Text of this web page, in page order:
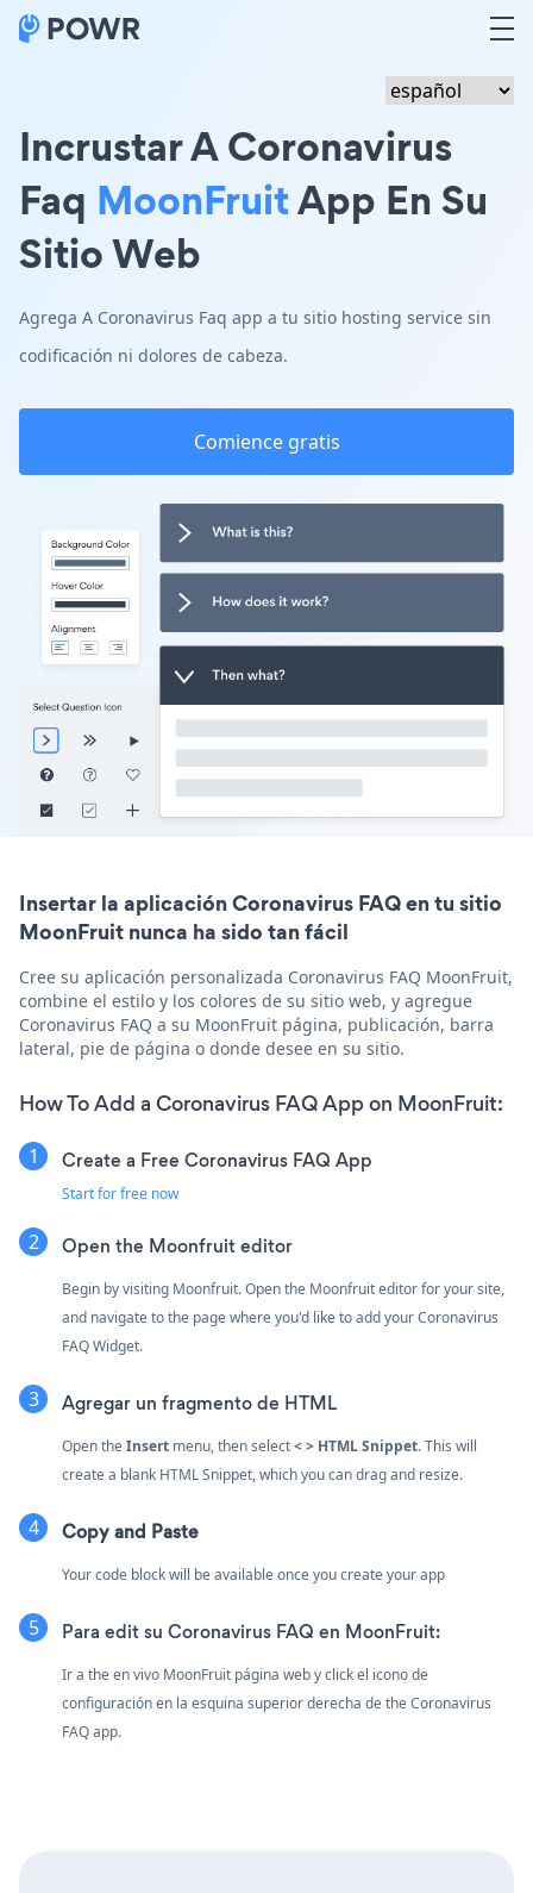
Incrustar A Coronavirus
Faq MoonFruitApp En Su
Sitio Web
Agrega A Coronavirus Faq app a tu sitio hosting service sin
codificación ni dolores de cabeza.
Comience gratis
Insertar la aplicación Coronavirus FAQ en tu sitio
MoonFruit nunca ha sido tan fácil
Cree su aplicación personalizada Coronavirus FAQ MoonFruit,
combine el estilo y los colores de su sitio web, y agregue
Coronavirus FAQ a su MoonFruit página, publicación, barra
lateral, pie de página o donde desee en su sitio.
How To Add a Coronavirus FAQ App on MoonFruit:
Create a Free Coronavirus FAQ App
Start for free now
Open the Moonfruit editor
Begin by visiting Moonfruit. Open the Moonfruit editor for your site,
and navigate to the page where you'd like to add your Coronavirus
FAQ Widget.
Agregar un fragmento de HTML
Open theInsert menu, then select< > HTML Snippet. This will
create a blank HTML Snippet, which you can drag and resize.
Copy and Paste
Your code block will be available once you create your app
Para edit su Coronavirus FAQ en MoonFruit:
Ir a the en vivo MoonFruit página web y click el icono de
configuraciónen la esquina superior derecha de the Coronavirus
FAQ app.